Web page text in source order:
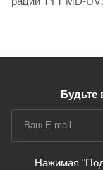
Будьте
Нажимая